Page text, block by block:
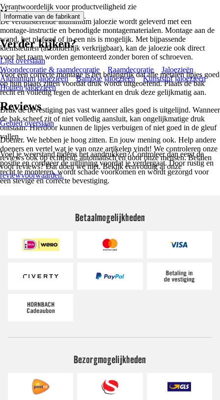
Montage
De verduisterende aluminium jaloezie wordt geleverd met een
montage-instructie en benodigde montagematerialen. Montage aan de
wand, het plafond of in een nis is mogelijk. Met bijpassende
klemsteunen (afzonderlijk verkrijgbaar), kan de jaloezie ook direct
voor het raam worden gemonteerd zonder boren of schroeven.
Voor een correcte montage is het belangrijk dat alle metalen lipjes goed
op hun plaats zitten voordat druk wordt uitgeoefend. Plaats de bak
recht en volledig tegen de achterkant en druk deze gelijkmatig aan.
Druk de bevestiging pas vast wanneer alles goed is uitgelijnd. Wanneer
de bak scheef zit of niet volledig aansluit, kan ongelijkmatige druk
ontstaan. Hierdoor kunnen de lipjes verbuigen of niet goed in de gleuf
vallen.
Voel je weerstand tijdens het aandrukken? Controleer dan eerst de
positie en corrigeer de uitlijning voordat je verdergaat. Door rustig en
recht te monteren, wordt schade voorkomen en wordt gezorgd voor
een stevige en correcte bevestiging.
Verantwoordelijk voor productveiligheid zie
Informatie van de fabrikant .
Verder kijken?
Lijst overslaan
Woondecoratie & raamdecoratie
Raamdecoratie
Jaloezieën
Aluminium jaloezieën
Bamboe jaloezieën
Kunststof jaloezieën
Houten jaloezieën
Reviews
Gebied overslaan
Doener. We hebben je hoog zitten. En jouw mening ook. Help andere
doeners en vertel wat je van onze artikelen vindt! We controleren onze
reviews ook op echtheid; automatisch en door onze mensen. Betalen
voor reviews? Dat doen we niet. Bekijk eenvoudig al onze
reviewvoorwaarden.
Betaalmogelijkheden
Bezorgmogelijkheden